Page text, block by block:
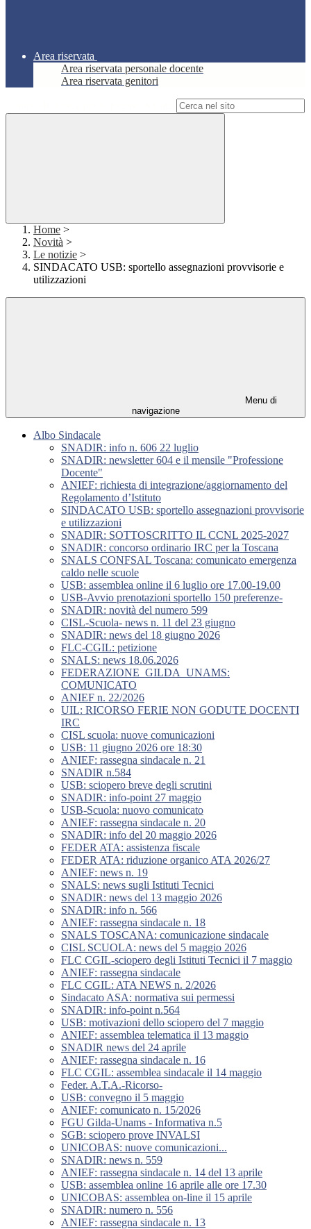
Area riservata
Area riservata personale docente
Area riservata genitori
Home >
Novità >
Le notizie >
SINDACATO USB: sportello assegnazioni provvisorie e
utilizzazioni
Menu di
navigazione
Albo Sindacale
SNADIR: info n. 606 22 luglio
SNADIR: newsletter 604 e il mensile "Professione
Docente"
ANIEF: richiesta di integrazione/aggiornamento del
Regolamento d’Istituto
SINDACATO USB: sportello assegnazioni provvisorie
e utilizzazioni
SNADIR: SOTTOSCRITTO IL CCNL 2025-2027
SNADIR: concorso ordinario IRC per la Toscana
SNALS CONFSAL Toscana: comunicato emergenza
caldo nelle scuole
USB: assemblea online il 6 luglio ore 17.00-19.00
USB-Avvio prenotazioni sportello 150 preferenze-
SNADIR: novità del numero 599
CISL-Scuola- news n. 11 del 23 giugno
SNADIR: news del 18 giugno 2026
FLC-CGIL: petizione
SNALS: news 18.06.2026
FEDERAZIONE_GILDA_UNAMS:
COMUNICATO
ANIEF n. 22/2026
UIL: RICORSO FERIE NON GODUTE DOCENTI
IRC
CISL scuola: nuove comunicazioni
USB: 11 giugno 2026 ore 18:30
ANIEF: rassegna sindacale n. 21
SNADIR n.584
USB: sciopero breve degli scrutini
SNADIR: info-point 27 maggio
USB-Scuola: nuovo comunicato
ANIEF: rassegna sindacale n. 20
SNADIR: info del 20 maggio 2026
FEDER ATA: assistenza fiscale
FEDER ATA: riduzione organico ATA 2026/27
ANIEF: news n. 19
SNALS: news sugli Istituti Tecnici
SNADIR: news del 13 maggio 2026
SNADIR: info n. 566
ANIEF: rassegna sindacale n. 18
SNALS TOSCANA: comunicazione sindacale
CISL SCUOLA: news del 5 maggio 2026
FLC CGIL-sciopero degli Istituti Tecnici il 7 maggio
ANIEF: rassegna sindacale
FLC CGIL: ATA NEWS n. 2/2026
Sindacato ASA: normativa sui permessi
SNADIR: info-point n.564
USB: motivazioni dello sciopero del 7 maggio
ANIEF: assemblea telematica il 13 maggio
SNADIR news del 24 aprile
ANIEF: rassegna sindacale n. 16
FLC CGIL: assemblea sindacale il 14 maggio
Feder. A.T.A.-Ricorso-
USB: convegno il 5 maggio
ANIEF: comunicato n. 15/2026
FGU Gilda-Unams - Informativa n.5
SGB: sciopero prove INVALSI
UNICOBAS: nuove comunicazioni...
SNADIR: news n. 559
ANIEF: rassegna sindacale n. 14 del 13 aprile
USB: assemblea online 16 aprile alle ore 17.30
UNICOBAS: assemblea on-line il 15 aprile
SNADIR: numero n. 556
ANIEF: rassegna sindacale n. 13